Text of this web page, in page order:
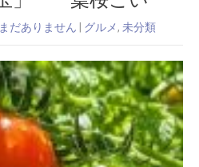
だありません グルメ , 未分類